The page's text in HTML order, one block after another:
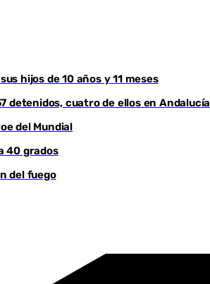
hijos de 10 años y 11 meses
detenidos, cuatro de ellos en Andalucía
del Mundial
40 grados
del fuego